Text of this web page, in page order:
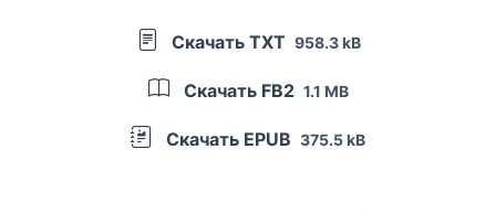
Скачать TXT 958.3 kB
Скачать FB2 1.1 MB
Скачать EPUB 375.5 kB